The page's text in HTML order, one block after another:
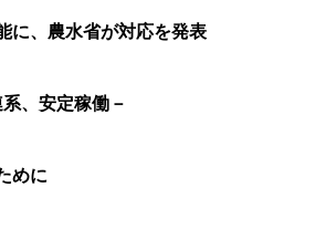
に、農水省が対応を発表
、安定稼働－
めに